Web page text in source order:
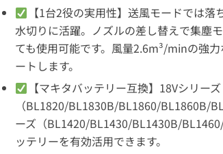
【1台2役の実用性】送風モードでは
水切りに活躍。ノズルの差し替えで集塵
ても使用可能です。風量2.6m³/minの強
ートします。
【マキタバッテリー互換】18Vシリーズ
（BL1820/BL1830B/BL1860/BL1860B/
ーズ（BL1420/BL1430/BL1430B/
ッテリーを有効活用できます。